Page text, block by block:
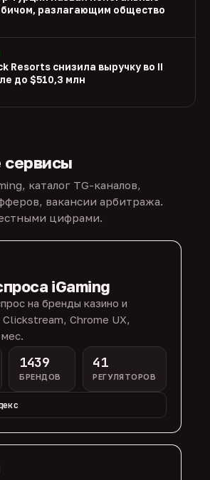
бичом, разлагающим общество
Resorts снизила выручку во II
до $510,3 млн
каталог TG-каналов,
вакансии арбитража.
цифрами.
iGaming
на бренды казино и
Chrome UX,
1439
БРЕНДОВ
41
РЕГУЛЯТОРОВ